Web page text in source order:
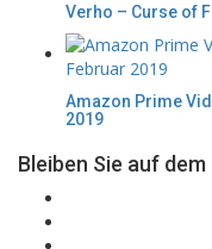
Verho – Curse of
Amazon Prime
2019
Bleiben Sie auf